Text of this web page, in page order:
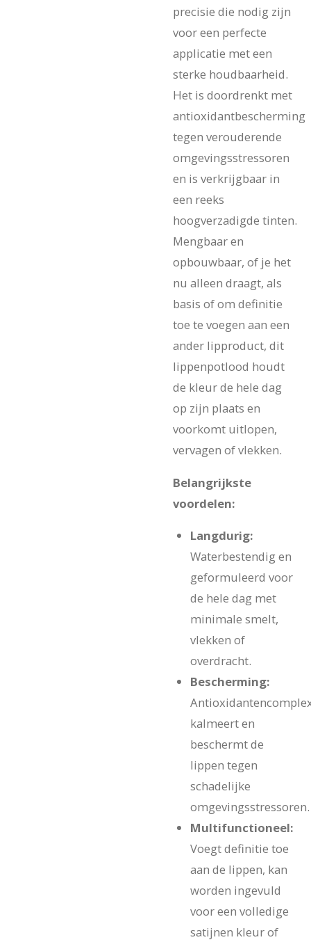
precisie die nodig zijn
voor een perfecte
applicatie met een
sterke houdbaarheid.
Het is doordrenkt met
antioxidantbescherming
tegen verouderende
omgevingsstressoren
en is verkrijgbaar in
een reeks
hoogverzadigde tinten.
Mengbaar en
opbouwbaar, of je het
nu alleen draagt, als
basis of om definitie
toe te voegen aan een
ander lipproduct, dit
lippenpotlood houdt
de kleur de hele dag
op zijn plaats en
voorkomt uitlopen,
vervagen of vlekken.
Belangrijkste
voordelen:
Langdurig:
Waterbestendig en
geformuleerd voor
de hele dag met
minimale smelt,
vlekken of
overdracht.
Bescherming:
kalmeert en
beschermt de
lippen tegen
schadelijke
omgevingsstressoren.
Multifunctioneel:
Voegt definitie toe
aan de lippen, kan
worden ingevuld
voor een volledige
satijnen kleur of